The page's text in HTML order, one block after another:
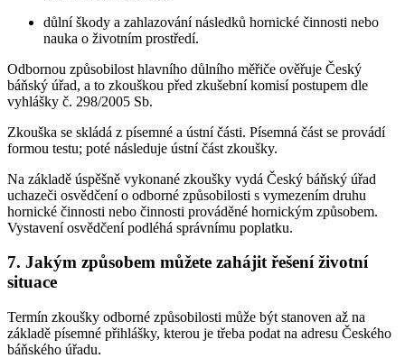
důlní škody a zahlazování následků hornické činnosti nebo
nauka o životním prostředí.
Odbornou způsobilost hlavního důlního měřiče ověřuje Český
báňský úřad, a to zkouškou před zkušební komisí postupem dle
vyhlášky č. 298/2005 Sb.
Zkouška se skládá z písemné a ústní části. Písemná část se provádí
formou testu; poté následuje ústní část zkoušky.
Na základě úspěšně vykonané zkoušky vydá Český báňský úřad
uchazeči osvědčení o odborné způsobilosti s vymezením druhu
hornické činnosti nebo činnosti prováděné hornickým způsobem.
Vystavení osvědčení podléhá správnímu poplatku.
7. Jakým způsobem můžete zahájit řešení životní
situace
Termín zkoušky odborné způsobilosti může být stanoven až na
základě písemné přihlášky, kterou je třeba podat na adresu Českého
báňského úřadu.